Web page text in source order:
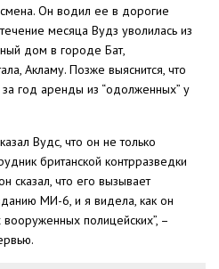
Он водил ее в дорогие
месяца Вудз уволилась из
дом в городе Бат,
Акламу. Позже выяснится, что
за год аренды из “одолженных” у
Вудс, что он не только
британской контрразведки
что его вызывает
МИ-6, и я видела, как он
полицейских”, –